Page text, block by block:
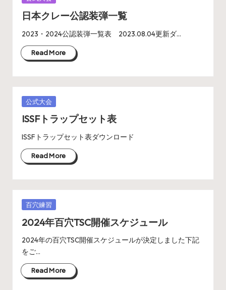
日本クレー公認装弾一覧
2023・2024公認装弾一覧表 2023.08.04更新ダ…
Read More
Posted
公式大会
ISSFトラップセット表
ISSFトラップセット表ダウンロード
Read More
Posted
百穴練習
2024年百穴TSC開催スケジュール
2024年の百穴TSC開催スケジュールが決定しました下記
をご…
Read More